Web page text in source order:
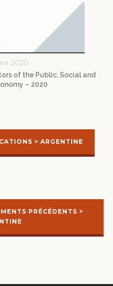
2020
of the Public, Social and
– 2020
> ARGENTINE
PRÉCÉDENTS >